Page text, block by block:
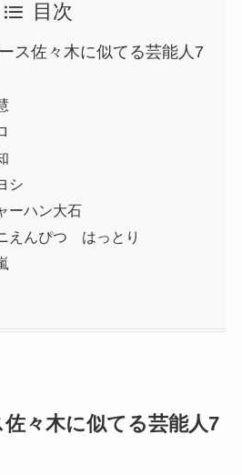
目次
ス佐々木に似てる芸能人7
シ
ーハン大石
えんぴつ はっとり
佐々木に似てる芸能人7